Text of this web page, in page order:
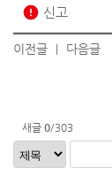
error 신고
이전글 다음글
새글 0/303